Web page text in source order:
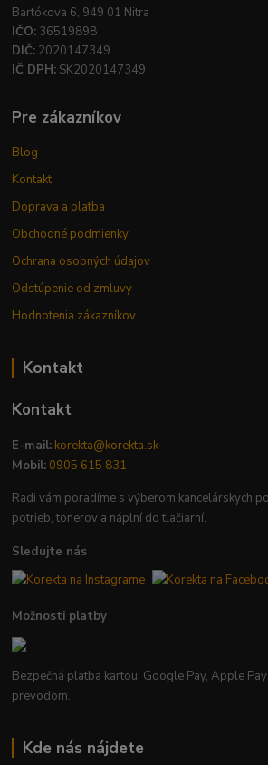
Bartókova 6, 949 01 Nitra
IČO: 36519898
DIČ: 2020147349
IČ DPH: SK2020147349
Pre zákazníkov
Blog
Kontakt
Doprava a platba
Obchodné podmienky
Ochrana osobných údajov
Odstúpenie od zmluvy
Hodnotenia zákazníkov
Kontakt
Kontakt
E-mail: korekta@korekta.sk
Mobil: 0905 615 831
Radi vám poradíme s výberom kancelárskych
potrieb, tonerov a náplní do tlačiarní.
Sledujte nás
Možnosti platby
Bezpečná platba kartou, Google Pay, Apple
prevodom.
Kde nás nájdete